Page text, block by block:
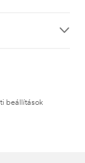
beállítások